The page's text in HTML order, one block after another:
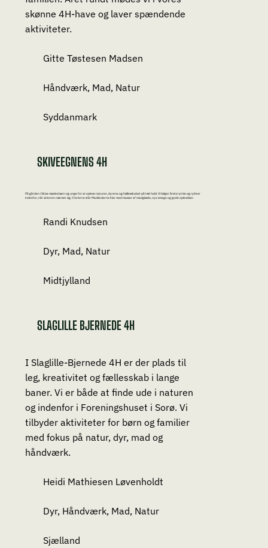
skønne 4H-have og laver spændende
aktiviteter.
Håndværk, Mad, Natur
Gitte Tøstesen Madsen
Syddanmark
SKIVEEGNENS 4H
På gården i Skive mødes børn og unge for at opleve naturen, dyrene og fællesskabet på tæt hold. Vi følger årets rytme og rykker
indenfor, når vinteren nærmer sig. I ferierne står Madskolerne klar med masser af madglæde, nye smage og gode oplevelser.
Dyr, Mad, Natur
Randi Knudsen
Midtjylland
SLAGLILLE BJERNEDE 4H
I Slaglille-Bjernede 4H er der plads til
leg, kreativitet og fællesskab i lange
baner. Vi er både at finde ude i naturen
og indenfor i Foreningshuset i Sorø. Vi
tilbyder aktiviteter for børn og familier
med fokus på natur, dyr, mad og
håndværk.
Dyr, Håndværk, Mad, Natur
Heidi Mathiesen Løvenholdt
Sjælland